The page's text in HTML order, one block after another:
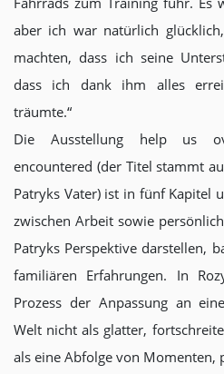
aber ich war natürlich
machten, dass ich seine
dass ich dank ihm alles
träumte.“
Die Ausstellung help us
encountered (der Titel stammt
Patryks Vater) ist in fünf Kapitel
zwischen Arbeit sowie
Patryks Perspektive darstellen,
familiären Erfahrungen. In
Prozess der Anpassung an
Welt nicht als glatter,
als eine Abfolge von Momenten,